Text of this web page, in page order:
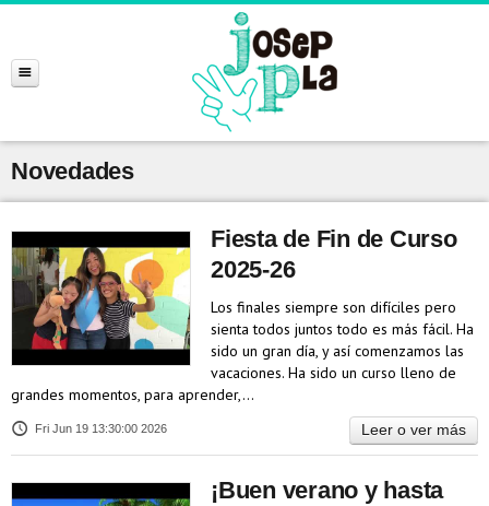
Novedades
Fiesta de Fin de Curso
2025-26
Los finales siempre son difíciles pero
sienta todos juntos todo es más fácil. Ha
sido un gran día, y así comenzamos las
vacaciones. Ha sido un curso lleno de
grandes momentos, para aprender,…
Fri Jun 19 13:30:00 2026 Leer o ver más
¡Buen verano y hasta